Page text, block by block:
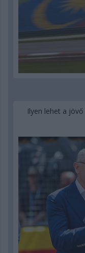
Ilyen lehet a